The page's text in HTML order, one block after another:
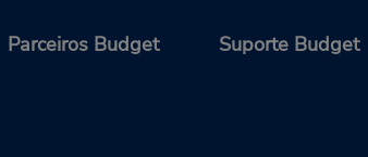
Parceiros Budget Suporte Budget